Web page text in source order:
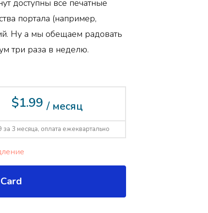
доступны все печатные
портала (например,
Ну а мы обещаем радовать
три раза в неделю.
$1.99 / месяц
за 3 месяца, оплата ежеквартально